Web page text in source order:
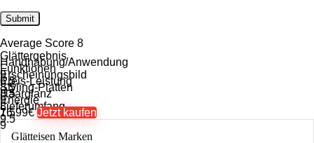
Average Score 8
Glättergebnis
9
Handhabung/Anwendung
6.5
Funktionen
8.5
Erscheinungsbild
8.5
Preis-Leistung
9
Styling-Platten
8
Haarglanz
7.5
Energie
9.5
Lieferumfang
9
16,99€ Jetzt kaufen
Glätteisen Marken